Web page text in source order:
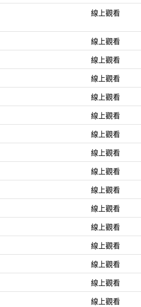
線上觀看
線上觀看
線上觀看
線上觀看
線上觀看
線上觀看
線上觀看
線上觀看
線上觀看
線上觀看
線上觀看
線上觀看
線上觀看
線上觀看
線上觀看
線上觀看